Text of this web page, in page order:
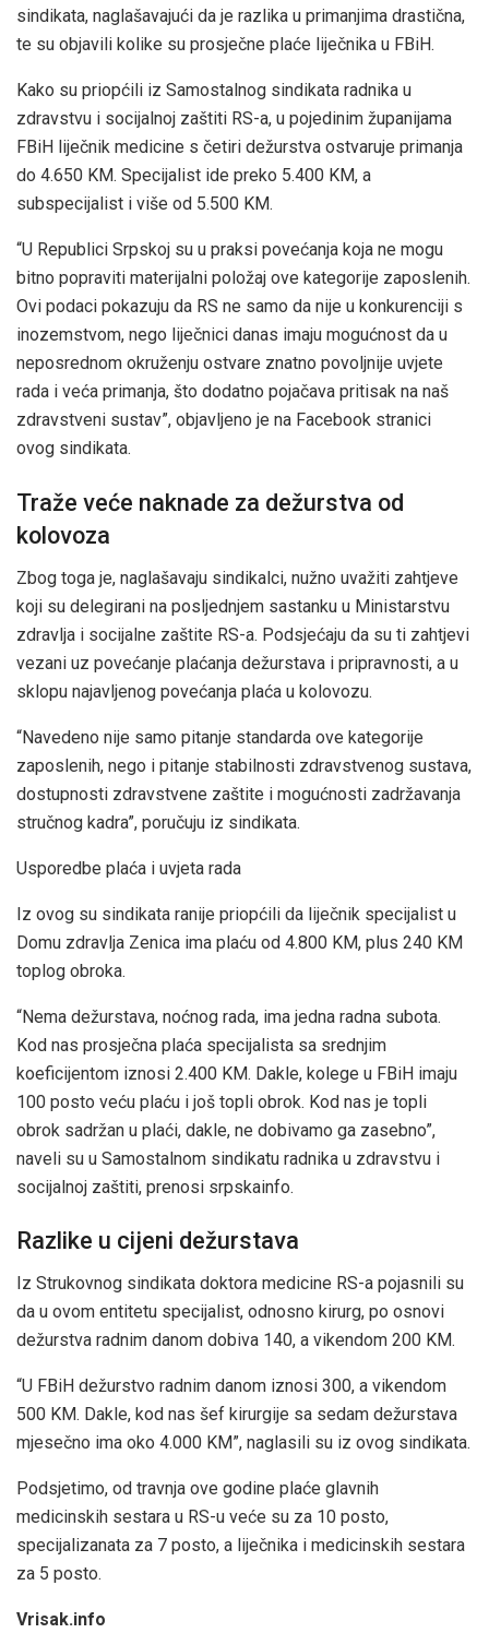
sindikata, naglašavajući da je razlika u primanjima drastična,
te su objavili kolike su prosječne plaće liječnika u FBiH.
Kako su priopćili iz Samostalnog sindikata radnika u
zdravstvu i socijalnoj zaštiti RS-a, u pojedinim županijama
FBiH liječnik medicine s četiri dežurstva ostvaruje primanja
do 4.650 KM. Specijalist ide preko 5.400 KM, a
subspecijalist i više od 5.500 KM.
“U Republici Srpskoj su u praksi povećanja koja ne mogu
bitno popraviti materijalni položaj ove kategorije zaposlenih.
Ovi podaci pokazuju da RS ne samo da nije u konkurenciji s
inozemstvom, nego liječnici danas imaju mogućnost da u
neposrednom okruženju ostvare znatno povoljnije uvjete
rada i veća primanja, što dodatno pojačava pritisak na naš
zdravstveni sustav”, objavljeno je na Facebook stranici
ovog sindikata.
Traže veće naknade za dežurstva od
kolovoza
Zbog toga je, naglašavaju sindikalci, nužno uvažiti zahtjeve
koji su delegirani na posljednjem sastanku u Ministarstvu
zdravlja i socijalne zaštite RS-a. Podsjećaju da su ti zahtjevi
vezani uz povećanje plaćanja dežurstava i pripravnosti, a u
sklopu najavljenog povećanja plaća u kolovozu.
“Navedeno nije samo pitanje standarda ove kategorije
zaposlenih, nego i pitanje stabilnosti zdravstvenog sustava,
dostupnosti zdravstvene zaštite i mogućnosti zadržavanja
stručnog kadra”, poručuju iz sindikata.
Usporedbe plaća i uvjeta rada
Iz ovog su sindikata ranije priopćili da liječnik specijalist u
Domu zdravlja Zenica ima plaću od 4.800 KM, plus 240 KM
toplog obroka.
“Nema dežurstava, noćnog rada, ima jedna radna subota.
Kod nas prosječna plaća specijalista sa srednjim
koeficijentom iznosi 2.400 KM. Dakle, kolege u FBiH imaju
100 posto veću plaću i još topli obrok. Kod nas je topli
obrok sadržan u plaći, dakle, ne dobivamo ga zasebno”,
naveli su u Samostalnom sindikatu radnika u zdravstvu i
socijalnoj zaštiti, prenosi srpskainfo.
Razlike u cijeni dežurstava
Iz Strukovnog sindikata doktora medicine RS-a pojasnili su
da u ovom entitetu specijalist, odnosno kirurg, po osnovi
dežurstva radnim danom dobiva 140, a vikendom 200 KM.
“U FBiH dežurstvo radnim danom iznosi 300, a vikendom
500 KM. Dakle, kod nas šef kirurgije sa sedam dežurstava
mjesečno ima oko 4.000 KM”, naglasili su iz ovog sindikata.
Podsjetimo, od travnja ove godine plaće glavnih
medicinskih sestara u RS-u veće su za 10 posto,
specijalizanata za 7 posto, a liječnika i medicinskih sestara
za 5 posto.
Vrisak.info